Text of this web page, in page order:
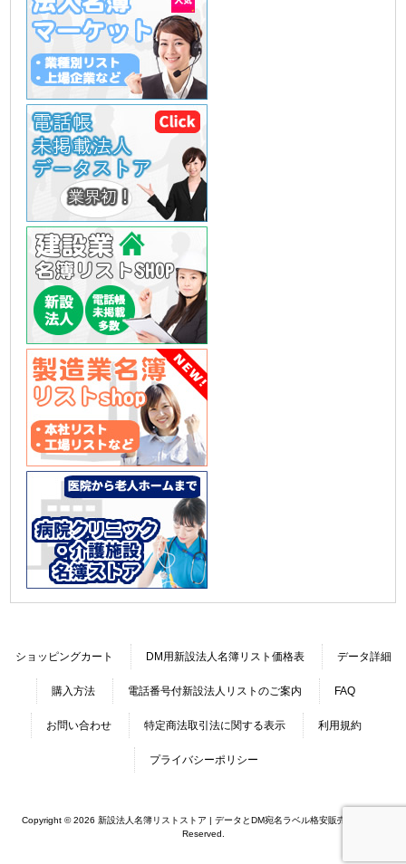
ショッピングカート DM用新設法人名簿リスト価格表 データ詳細
購入方法 電話番号付新設法人リストのご案内 FAQ
お問い合わせ 特定商法取引法に関する表示 利用規約
プライバシーポリシー
Copyright © 2026 新設法人名簿リストストア | データとDM宛名ラベル格安販売 All rights
Reserved.